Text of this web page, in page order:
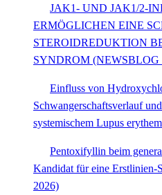
JAK1- UND JAK1/2-
ERMÖGLICHEN EINE
STEROIDREDUKTION
SYNDROM (NEWSBLOG
Einfluss von
Schwangerschaftsverlauf
systemischem Lupus
Pentoxifyllin beim
Kandidat für eine Erstlinien-
2026)